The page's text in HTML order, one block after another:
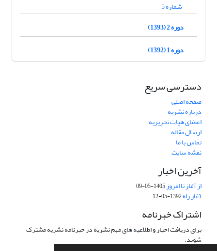
شماره 5
دوره 2 (1393)
دوره 1 (1392)
دسترسی سریع
صفحه اصلی
درباره نشریه
اعضای هیات تحریریه
ارسال مقاله
تماس با ما
نقشه سایت
آخرین اخبار
از آغاز تا امروز1405-05-09
آغاز راه1392-05-12
اشتراک خبرنامه
برای دریافت اخبار و اطلاعیه های مهم نشریه در خبرنامه نشریه مشترک
شوید.